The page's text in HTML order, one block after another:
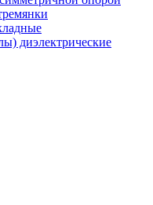
диэлектрические